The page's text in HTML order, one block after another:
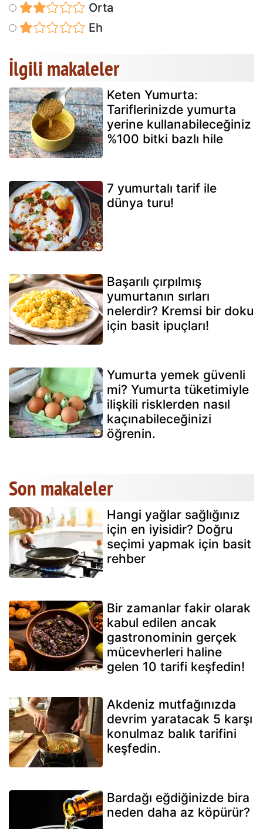
Orta
Eh
İlgili makaleler
Keten Yumurta:
Tariflerinizde yumurta
yerine kullanabileceğiniz
%100 bitki bazlı hile
7 yumurtalı tarif ile
dünya turu!
Başarılı çırpılmış
yumurtanın sırları
nelerdir? Kremsi bir doku
için basit ipuçları!
Yumurta yemek güvenli
mi? Yumurta tüketimiyle
ilişkili risklerden nasıl
kaçınabileceğinizi
öğrenin.
Son makaleler
Hangi yağlar sağlığınız
için en iyisidir? Doğru
seçimi yapmak için basit
rehber
Bir zamanlar fakir olarak
kabul edilen ancak
gastronominin gerçek
mücevherleri haline
gelen 10 tarifi keşfedin!
Akdeniz mutfağınızda
devrim yaratacak 5 karşı
konulmaz balık tarifini
keşfedin.
Bardağı eğdiğinizde bira
neden daha az köpürür?